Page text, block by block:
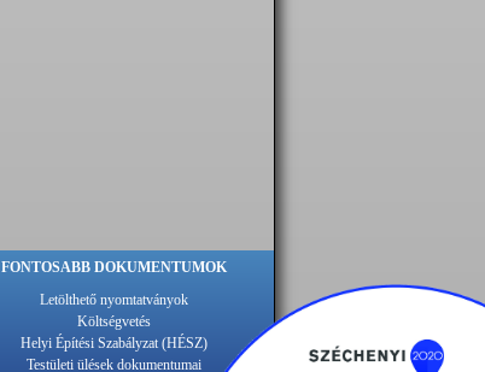
FONTOSABB DOKUMENTUMOK
Letölthető nyomtatványok
Költségvetés
Helyi Építési Szabályzat (HÉSZ)
Testületi ülések dokumentumai